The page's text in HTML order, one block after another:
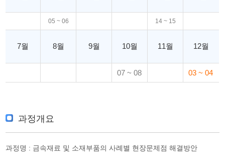
05 ~ 06 14 ~ 15
7월 8월 9월 10월 11월 12월
07 ~ 08 03 ~ 04
과정개요
과정명 : 금속재료 및 소재부품의 사례별 현장문제점 해결방안